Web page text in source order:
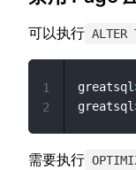
可以执行 ALTER
greatsql
greatsql
1
2
需要执行